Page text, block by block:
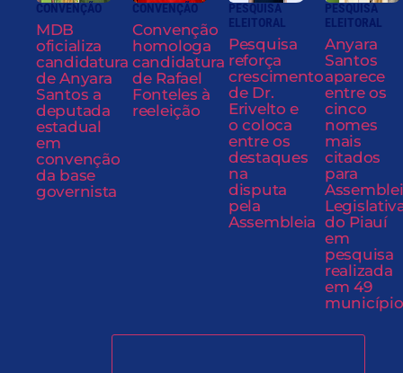
CONVENÇÃO
MDB
oficializa
candidatura
de Anyara
Santos a
deputada
estadual
em
convenção
da base
governista
CONVENÇÃO
Convenção
homologa
candidatura
de Rafael
Fonteles à
reeleição
PESQUISA
ELEITORAL
Pesquisa
reforça
crescimento
de Dr.
Erivelto e
o coloca
entre os
destaques
na
disputa
pela
Assembleia
PESQUISA
ELEITORAL
Anyara
Santos
aparece
entre os
cinco
nomes
mais
citados
para
do Piauí
em
pesquisa
realizada
em 49